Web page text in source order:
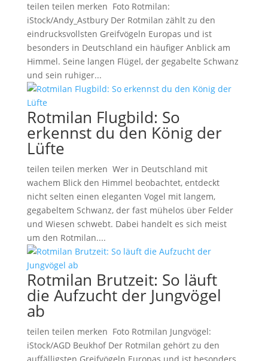
teilen teilen merken Foto Rotmilan:
iStock/Andy_Astbury Der Rotmilan zählt zu den
eindrucksvollsten Greifvögeln Europas und ist
besonders in Deutschland ein häufiger Anblick am
Himmel. Seine langen Flügel, der gegabelte Schwanz
und sein ruhiger...
Rotmilan Flugbild: So
erkennst du den König der
Lüfte
teilen teilen merken Wer in Deutschland mit
wachem Blick den Himmel beobachtet, entdeckt
nicht selten einen eleganten Vogel mit langem,
gegabeltem Schwanz, der fast mühelos über Felder
und Wiesen schwebt. Dabei handelt es sich meist
um den Rotmilan....
Rotmilan Brutzeit: So läuft
die Aufzucht der Jungvögel
ab
teilen teilen merken Foto Rotmilan Jungvögel:
iStock/AGD Beukhof Der Rotmilan gehört zu den